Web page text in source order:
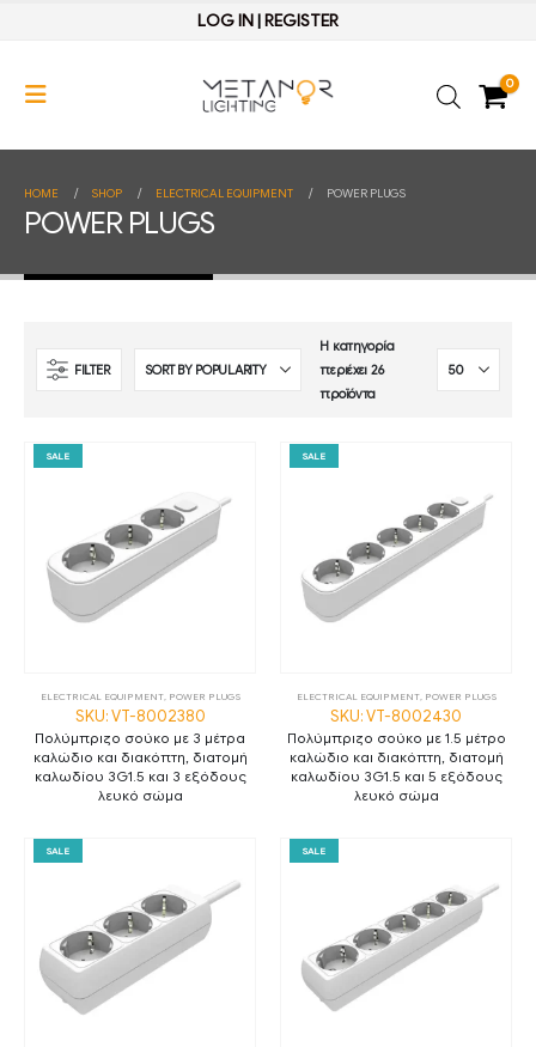
LOG IN | REGISTER
0
HOME SHOP ELECTRICAL EQUIPMENT POWER PLUGS
POWER PLUGS
FILTER
Η κατηγορία
περιέχει 26
προϊόντα
SALE
ELECTRICAL EQUIPMENT, POWER PLUGS
SKU: VT-8002380
Πολύμπριζο σούκο με 3 μέτρα
καλώδιο και διακόπτη, διατομή
καλωδίου 3G1.5 και 3 εξόδους
λευκό σώμα
SALE
ELECTRICAL EQUIPMENT, POWER PLUGS
SKU: VT-8002430
Πολύμπριζο σούκο με 1.5 μέτρο
καλώδιο και διακόπτη, διατομή
καλωδίου 3G1.5 και 5 εξόδους
λευκό σώμα
SALE SALE